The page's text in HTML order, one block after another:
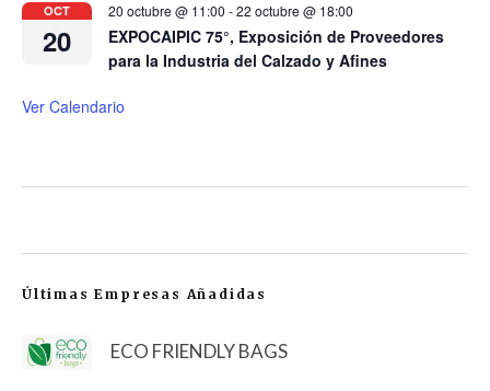
OCT
20
20 octubre @ 11:00 -22 octubre @ 18:00
EXPOCAIPIC 75°, Exposición de Proveedores
para la Industria del Calzado y Afines
Ver Calendario
Últimas Empresas Añadidas
ECO FRIENDLY BAGS